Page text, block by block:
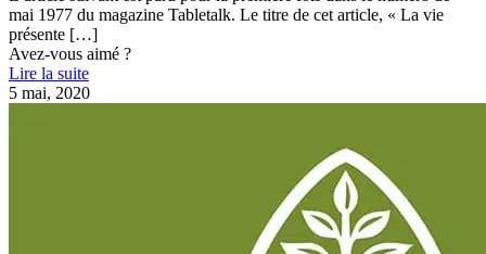
mai 1977 du magazine Tabletalk. Le titre de cet article, « La vie
présente […]
Avez-vous aimé ?
Lire la suite
5 mai, 2020